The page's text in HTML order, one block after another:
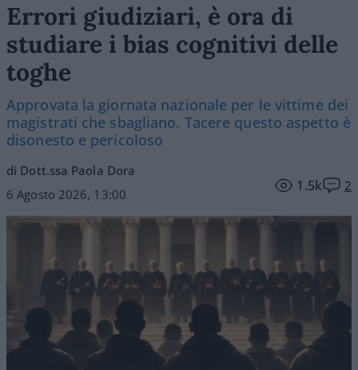
Errori giudiziari, è ora di
studiare i bias cognitivi delle
toghe
Approvata la giornata nazionale per le vittime dei
magistrati che sbagliano. Tacere questo aspetto è
disonesto e pericoloso
di Dott.ssa Paola Dora
6 Agosto 2026, 13:00
1.5k 2